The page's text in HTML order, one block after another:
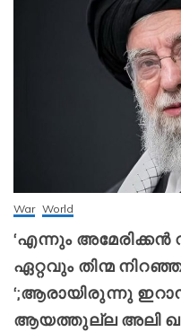
War World
‘എന്നും അമേരിക്കന്‍
ഏറ്റവും തിന്മ
‘;ആരായിരുന്നു
ആയത്തുല്ല അലി